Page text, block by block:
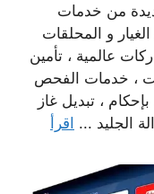
من خدمات
و المحلقات
عالمية ، تأمين
، خدمات الفحص
، تبديل غاز
الجليد ... اقرأ